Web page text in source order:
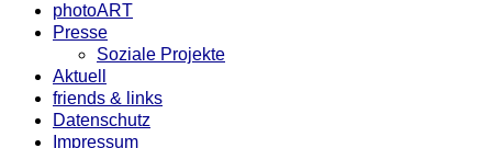
photoART
Presse
Soziale Projekte
Aktuell
friends & links
Datenschutz
Impressum